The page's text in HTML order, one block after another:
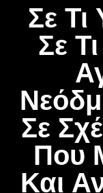
Σε Τι
Σε
Σε
Που
Και